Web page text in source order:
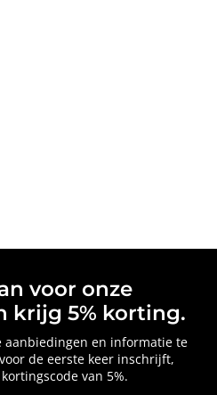
voor onze
krijg 5% korting.
en informatie te
de eerste keer inschrijft,
van 5%.